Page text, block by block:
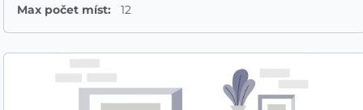
Max počet míst: 12